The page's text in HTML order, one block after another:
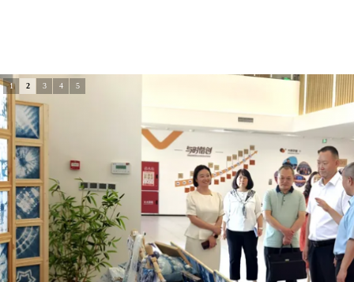
1 2 3 4 5